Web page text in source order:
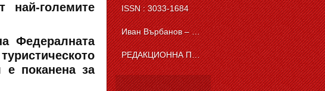
големите
Федералната
е поканена за
ISSN : 3033-1684
Иван Върбанов – журналист | The News BG Reporter
РЕДАКЦИОННА ПОЛИТИКА НА THE NEWS BG REPORTER